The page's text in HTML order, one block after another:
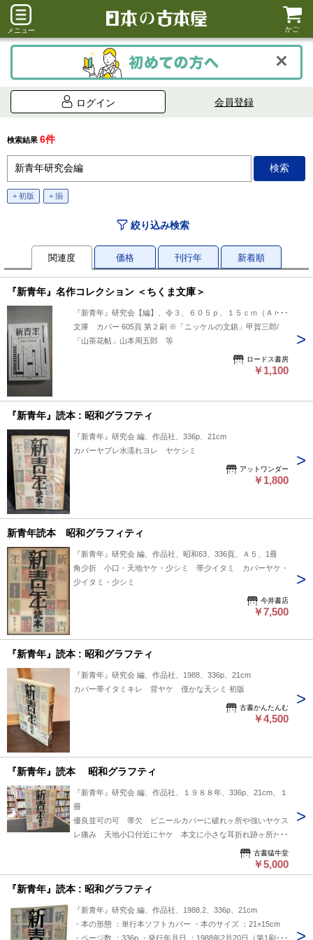
メニュー かご
ログイン 会員登録
検索結果 6件
+ 初版 + 揃
絞り込み検索
関連度 価格 刊行年 新着順
『新青年』名作コレクション ＜ちくま文庫＞
『新青年』研究会【編】、令３、６０５ｐ、１５ｃｍ（Ａ６）
文庫 カバー 605頁 第２刷 ※「ニッケルの文鎮」甲賀三郎/
「山茶花帖」山本周五郎 等
ロードス書房
￥1,100
『新青年』読本 : 昭和グラフティ
『新青年』研究会 編、作品社、336p、21cm
カバーヤブレ水濡れヨレ ヤケシミ
アットワンダー
￥1,800
新青年読本 昭和グラフィティ
『新青年』研究会 編、作品社、昭和63、336頁、Ａ５、1冊
角少折 小口・天地ヤケ・少シミ 帯少イタミ カバーヤケ・
少イタミ・少シミ
今井書店
￥7,500
『新青年』読本 : 昭和グラフティ
『新青年』研究会 編、作品社、1988、336p、21cm
カバー帯イタミキレ 背ヤケ 僅かな天シミ 初版
古書かんたんむ
￥4,500
『新青年』読本 昭和グラフティ
『新青年』研究会 編、作品社、１９８８年、336p、21cm、１
冊
優良並可の可 帯欠 ビニールカバーに破れヶ所や強いヤケス
レ痛み 天地小口付近にヤケ 本文に小さな耳折れ跡ヶ所があ
古書猛牛堂
￥5,000
『新青年』読本 : 昭和グラフティ
『新青年』研究会 編、作品社、1988.2、336p、21cm
・本の形態 ：単行本ソフトカバー ・本のサイズ ：21×15cm
・ページ数 ：336p ・発行年月日 ：1988年2月20日（第1刷）